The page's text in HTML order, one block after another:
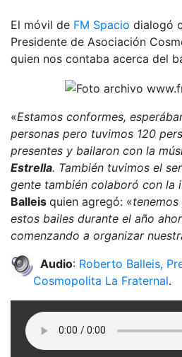
El móvil de FM Spacio dialogó
Presidente de Asociación
quien nos contaba acerca del
«Estamos conformes,
personas pero tuvimos 120
presentes y bailaron con la
Estrella. También tuvimos el
gente también colaboró con la
Balleis quien agregó: «
estos bailes durante el año
comenzando a organizar
Audio: Roberto Balleis,
Cosmopolita La Fraternal.